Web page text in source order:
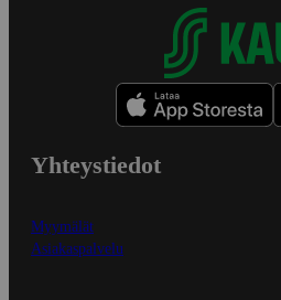
Yhteystiedot
Myymälät
Asiakaspalvelu